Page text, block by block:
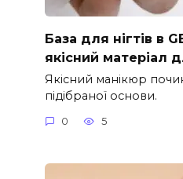
База для нігтів в
якісний матеріал
Якісний манікюр
підібраної основи.
0 5